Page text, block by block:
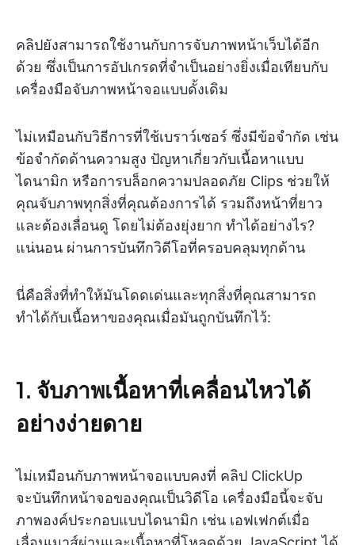
คลิปยังสามารถใช้งานกับการจับภาพหน้าเว็บได้อีก
ด้วย ซึ่งเป็นการอัปเกรดที่จำเป็นอย่างยิ่งเมื่อเทียบกับ
เครื่องมือจับภาพหน้าจอแบบดั้งเดิม
ไม่เหมือนกับวิธีการที่ใช้เบราว์เซอร์ ซึ่งมีข้อจำกัด เช่น
ข้อจำกัดด้านความสูง ปัญหาเกี่ยวกับเนื้อหาแบบ
ไดนามิก หรือการบล็อกความปลอดภัย Clips ช่วยให้
คุณจับภาพทุกสิ่งที่คุณต้องการได้ รวมถึงหน้าที่ยาว
และต้องเลื่อนดู โดยไม่ต้องยุ่งยาก ทำได้อย่างไร?
แน่นอน ผ่านการบันทึกวิดีโอที่ครอบคลุมทุกด้าน
นี่คือสิ่งที่ทำให้มันโดดเด่นและทุกสิ่งที่คุณสามารถ
ทำได้กับเนื้อหาของคุณเมื่อมันถูกบันทึกไว้:
1. จับภาพเนื้อหาที่เคลื่อนไหวได้
อย่างง่ายดาย
ไม่เหมือนกับภาพหน้าจอแบบคงที่ คลิป ClickUp
จะบันทึกหน้าจอของคุณเป็นวิดีโอ เครื่องมือนี้จะจับ
ภาพองค์ประกอบแบบไดนามิก เช่น เอฟเฟกต์เมื่อ